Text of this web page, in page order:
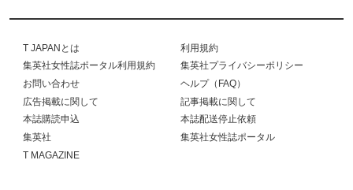
T JAPANとは
利用規約
集英社女性誌ポータル利用規約
集英社プライバシーポリシー
お問い合わせ
ヘルプ（FAQ）
広告掲載に関して
記事掲載に関して
本誌購読申込
本誌配送停止依頼
集英社
集英社女性誌ポータル
T MAGAZINE